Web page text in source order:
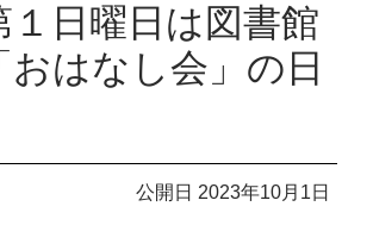
１日曜日は図書館
おはなし会」の日
公開日 2023年10月1日